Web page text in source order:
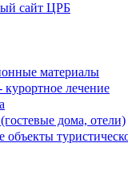
сайт ЦРБ
материалы
курортное лечение
дома, отели)